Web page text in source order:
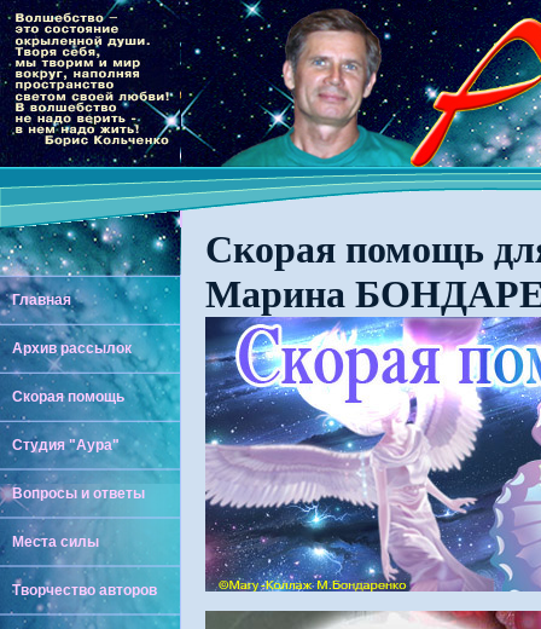
Главная
Архив рассылок
Скорая помощь
Студия "Аура"
Вопросы и ответы
Места силы
Творчество авторов
Скорая помощь
Марина